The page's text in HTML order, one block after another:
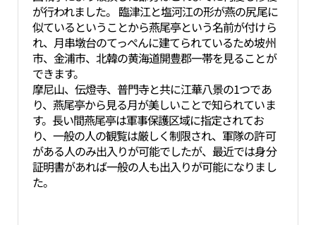
が行われました。 臨津江と塩河江の形が燕の尻尾に
似ているということから燕尾亭という名前が付けら
れ、月串墩台のてっぺんに建てられているため坡州
市、金浦市、北韓の黄海道開豊郡一帯を見ることが
できます。
摩尼山、伝燈寺、普門寺と共に江華八景の1つであ
り、燕尾亭から見る月が美しいことで知られていま
す。長い間燕尾亭は軍事保護区域に指定されてお
り、一般の人の観覧は厳しく制限され、軍隊の許可
がある人のみ出入りが可能でしたが、最近では身分
証明書があれば一般の人も出入りが可能になりまし
た。